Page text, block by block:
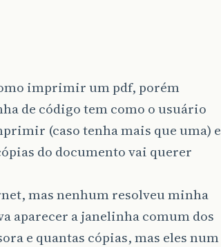
imprimir um pdf, porém
de código tem como o usuário
(caso tenha mais que uma) e
do documento vai querer
mas nenhum resolveu minha
aparecer a janelinha comum dos
e quantas cópias, mas eles num